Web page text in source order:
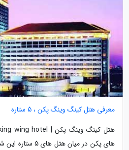
معرفی هتل کینگ وینگ پکن ، 5 ستاره
های پکن در میان